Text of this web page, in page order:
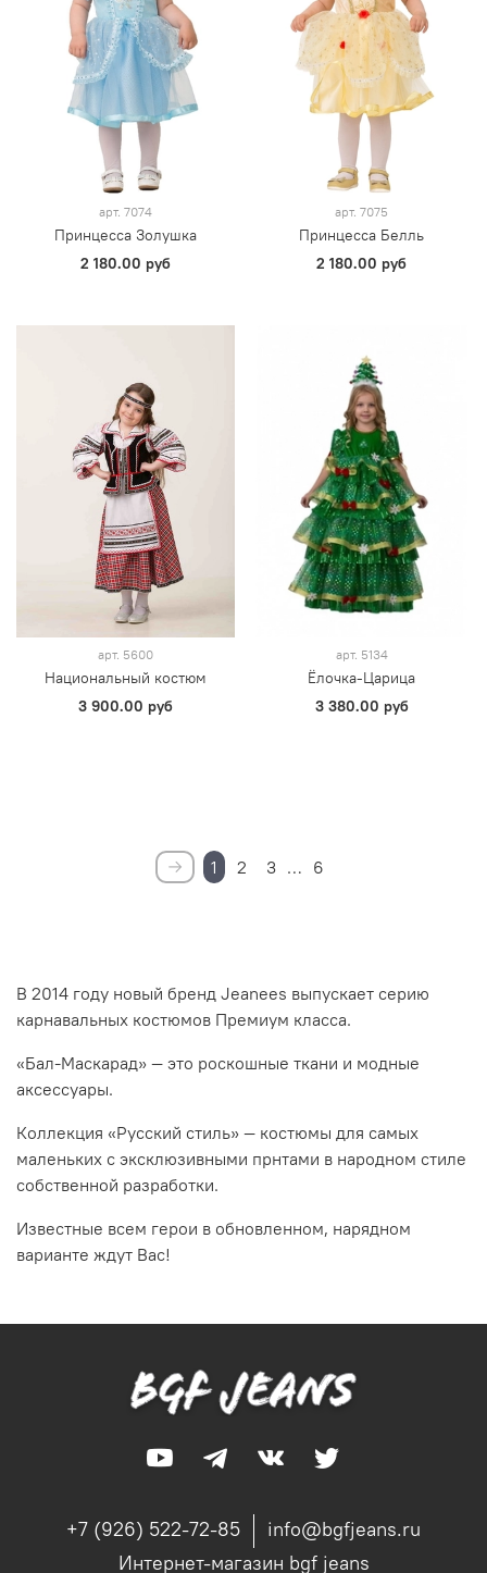
арт. 7074
Принцесса Золушка
2 180.00 руб
арт. 7075
Принцесса Белль
2 180.00 руб
арт. 5600
Национальный костюм
3 900.00 руб
арт. 5134
Ёлочка-Царица
3 380.00 руб
1 2 3 … 6
В 2014 году новый бренд Jeanees выпускает серию
карнавальных костюмов Премиум класса.
«Бал-Маскарад» — это роскошные ткани и модные
аксессуары.
Коллекция «Русский стиль» — костюмы для самых
маленьких с эксклюзивными прнтами в народном стиле
собственной разработки.
Известные всем герои в обновленном, нарядном
варианте ждут Вас!
+7 (926) 522-72-85
info@bgfjeans.ru
Интернет-магазин bgf jeans